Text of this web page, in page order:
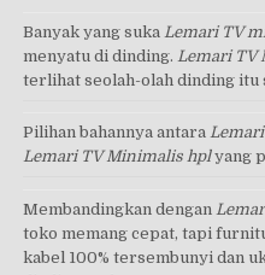
Banyak yang sukaLemari TV
menyatu di dinding.Lemari TV
terlihat seolah-olah dinding itu
Pilihan bahannya antara
Lemari TV Minimalis hplyang
Membandingkan dengan
toko memang cepat, tapi
kabel 100% tersembunyi dan